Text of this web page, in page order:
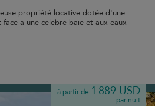
propriété locative dotée d'une
à une célèbre baie et aux eaux
à partir de 1 889 USD
par nuit